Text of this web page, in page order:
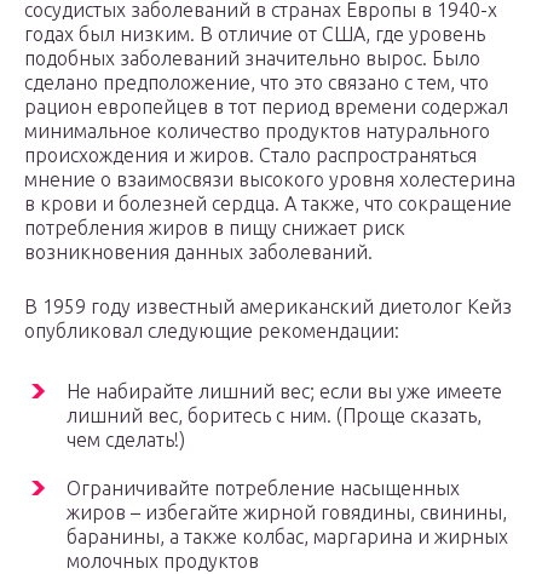
сосудистых заболеваний в странах Европы в 1940-х
годах был низким. В отличие от США, где уровень
подобных заболеваний значительно вырос. Было
сделано предположение, что это связано с тем, что
рацион европейцев в тот период времени содержал
минимальное количество продуктов натурального
происхождения и жиров. Стало распространяться
мнение о взаимосвязи высокого уровня холестерина
в крови и болезней сердца. А также, что сокращение
потребления жиров в пищу снижает риск
возникновения данных заболеваний.
В 1959 году известный американский диетолог Кейз
опубликовал следующие рекомендации:
Не набирайте лишний вес; если вы уже имеете
лишний вес, боритесь с ним. (Проще сказать,
чем сделать!)
Ограничивайте потребление насыщенных
жиров – избегайте жирной говядины, свинины,
баранины, а также колбас, маргарина и жирных
молочных продуктов